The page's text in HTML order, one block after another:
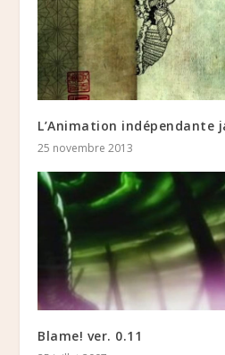
L’Animation indépendante
25 novembre 2013
Blame! ver. 0.11